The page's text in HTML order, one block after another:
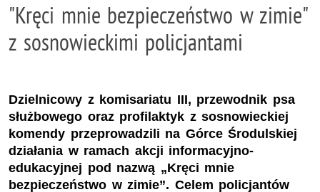
"Kręci mnie bezpieczeństwo w zimie"
z sosnowieckimi policjantami
Dzielnicowy z komisariatu III, przewodnik psa
służbowego oraz profilaktyk z sosnowieckiej
komendy przeprowadzili na Górce Środulskiej
działania w ramach akcji informacyjno-
edukacyjnej pod nazwą „Kręci mnie
bezpieczeństwo w zimie”. Celem policjantów